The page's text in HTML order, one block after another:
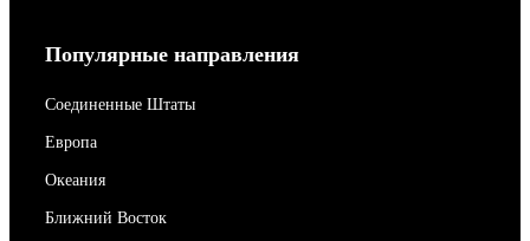
Популярные направления
Соединенные Штаты
Европа
Океания
Ближний Восток